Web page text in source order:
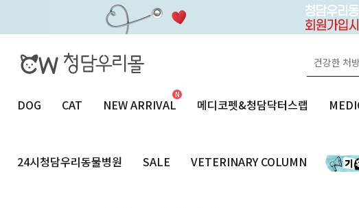
DOG CAT NEW ARRIVAL 메디코펫&청담닥터스랩
24시청담우리동물병원 SALE VETERINARY COLUMN